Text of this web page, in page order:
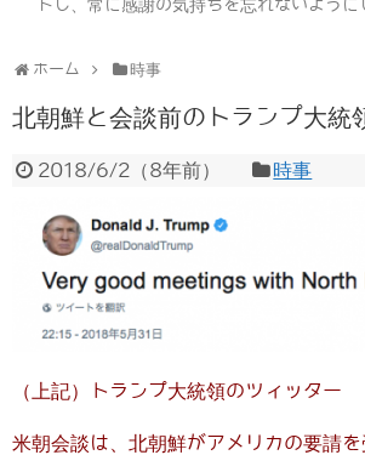
トし、常に感謝の気持ちを忘れないように
ホーム 時事
北朝鮮と会談前のトランプ大統
2018/6/2（8年前） 時事
（上記）トランプ大統領のツィッター
米朝会談は、北朝鮮がアメリカの要請を